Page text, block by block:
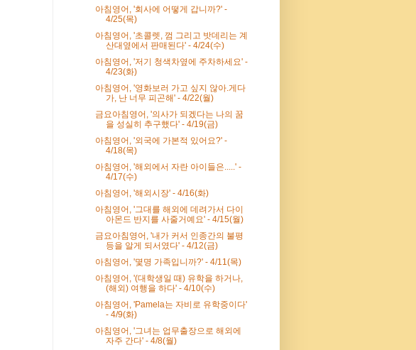
아침영어, '회사에 어떻게 갑니까?' -
4/25(목)
아침영어, '초콜렛, 껌 그리고 밧데리는 계
산대옆에서 판매된다' - 4/24(수)
아침영어, '저기 청색차옆에 주차하세요' -
4/23(화)
아침영어, '영화보러 가고 싶지 않아.게다
가, 난 너무 피곤해' - 4/22(월)
금요아침영어, '의사가 되겠다는 나의 꿈
을 성실히 추구했다' - 4/19(금)
아침영어, '외국에 가본적 있어요?' -
4/18(목)
아침영어, '해외에서 자란 아이들은.....' -
4/17(수)
아침영어, '해외시장' - 4/16(화)
아침영어, '그대를 해외에 데려가서 다이
아몬드 반지를 사줄거예요' - 4/15(월)
금요아침영어, '내가 커서 인종간의 불평
등을 알게 되서였다' - 4/12(금)
아침영어, '몇명 가족입니까?' - 4/11(목)
아침영어, '(대학생일 때) 유학을 하거나,
(해외) 여행을 하다' - 4/10(수)
아침영어, 'Pamela는 자비로 유학중이다'
- 4/9(화)
아침영어, '그녀는 업무출장으로 해외에
자주 간다' - 4/8(월)